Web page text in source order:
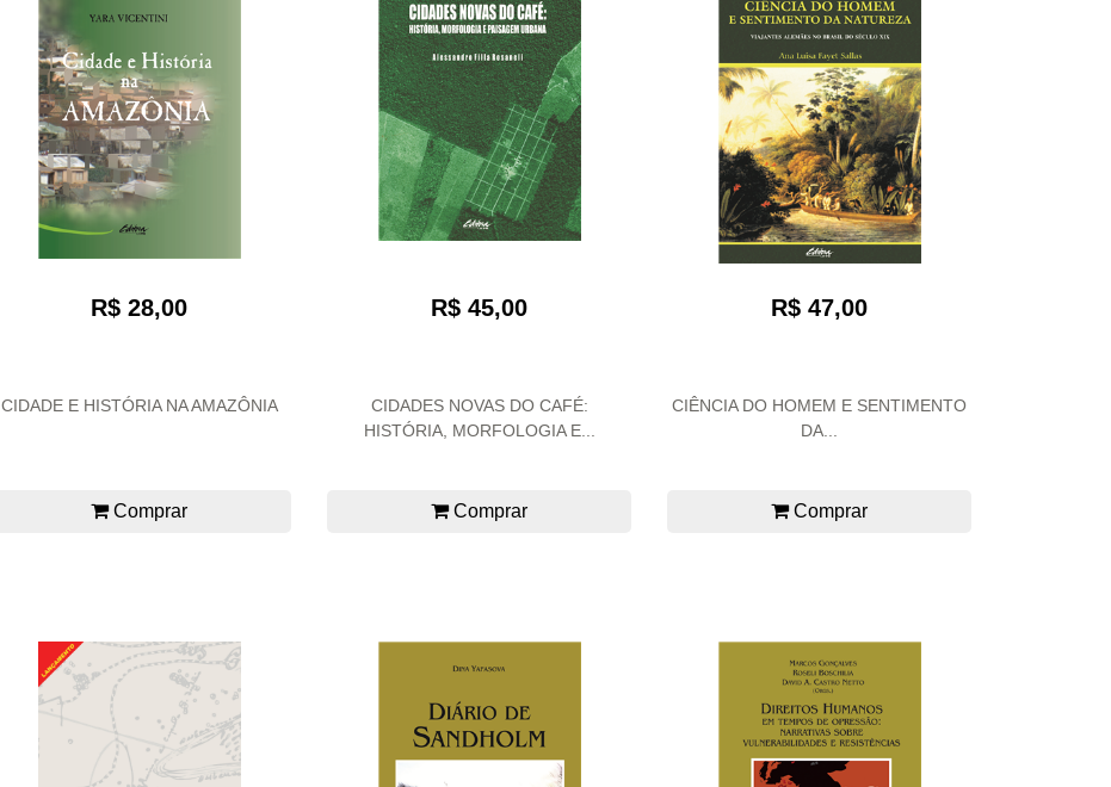
R$ 28,00
CIDADE E HISTÓRIA NA AMAZÔNIA
Comprar
R$ 45,00
CIDADES NOVAS DO CAFÉ:
HISTÓRIA, MORFOLOGIA E...
Comprar
R$ 47,00
CIÊNCIA DO HOMEM E SENTIMENTO
DA...
Comprar